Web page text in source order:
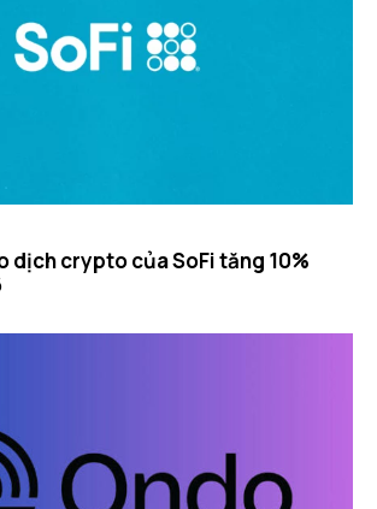
dịch crypto của SoFi tăng 10%